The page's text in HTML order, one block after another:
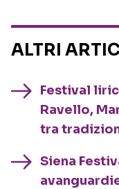
ALTRI
Festival
Ravello,
tra
Siena